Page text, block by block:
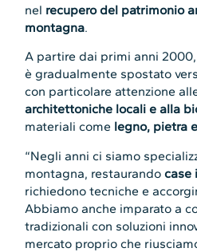
nel recupero del patrimonio
montagna.
A partire dai primi anni
è gradualmente spostato
con particolare attenzione
architettoniche locali e alla
materiali come legno, pietra
“Negli anni ci siamo
montagna, restaurandocase
richiedono tecniche e
Abbiamo anche imparato a
tradizionali con soluzioni
mercato proprio che